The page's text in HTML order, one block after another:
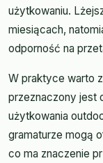
użytkowaniu.
miesiącach,
odporność na
W praktyce warto
przeznaczony jest
użytkowania
gramaturze mogą
co ma znaczenie